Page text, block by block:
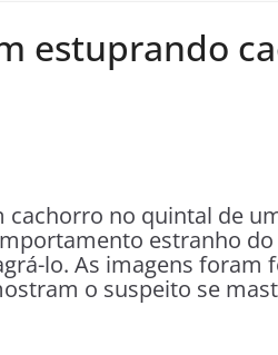
estuprando
no quintal de
estranho
lo. As imagens foram
o suspeito se